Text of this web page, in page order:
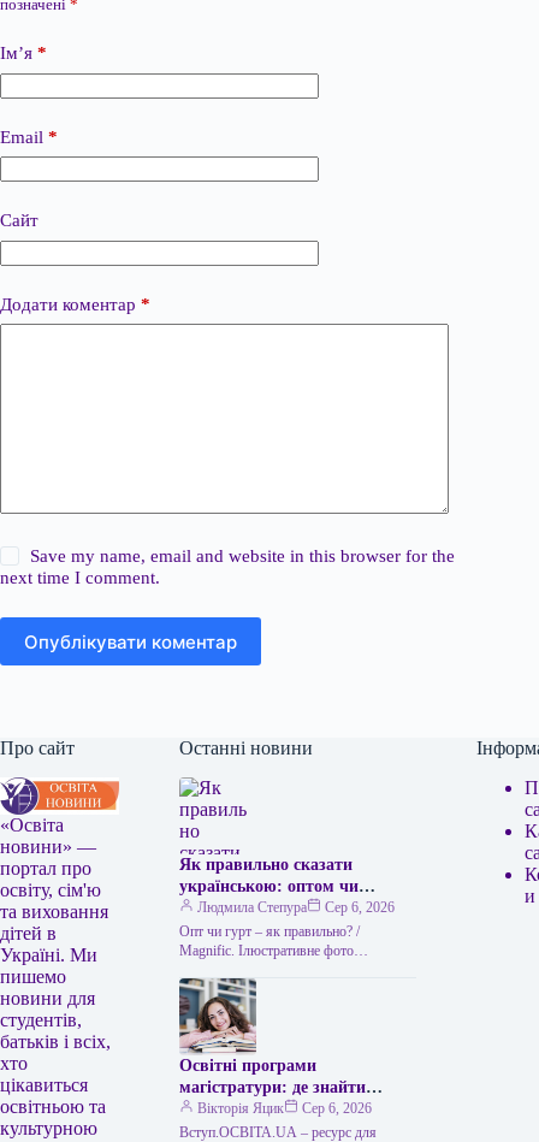
позначені *
Ім’я *
Email *
Сайт
Додати коментар *
Save my name, email and website in this browser for the
next time I comment.
Опублікувати коментар
Про сайт
«Освіта
новини» —
портал про
освіту, сім'ю
та виховання
дітей в
Україні. Ми
пишемо
новини для
студентів,
батьків і всіх,
хто
цікавиться
освітньою та
культурною
Останні новини
Як правильно сказати
українською: оптом чи
гуртом
Людмила Степура
Сер 6, 2026
Опт чи гурт – як правильно? /
Мagnific. Ілюстративне фото
часто пропонує два рівнозначні слова,
…
Освітні програми
магістратури: де знайти
відомості
Вікторія Яцик
Сер 6, 2026
Вступ.ОСВІТА.UA – ресурс для
и